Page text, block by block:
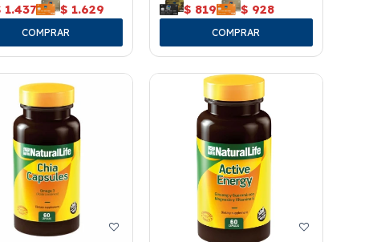
1.437 $ 1.629 $ 819 $ 928